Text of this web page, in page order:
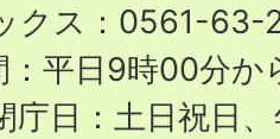
クス：0561-63-
：平日9時00分か
庁日：土日祝日